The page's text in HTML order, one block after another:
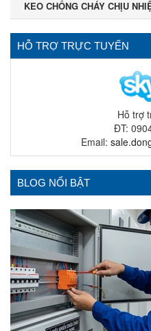
KEO CHỐNG CHÁY CHỊU
HỖ TRỢ TRỰC TUYẾN
Hỗ trợ
ĐT:
Email:
BLOG NỔI BẬT